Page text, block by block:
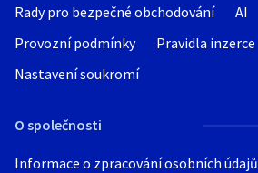
Rady pro bezpečné obchodování
AI
Provozní podmínky
Pravidla inzerce
Nastavení soukromí
O společnosti
Informace o zpracování osobních údajů